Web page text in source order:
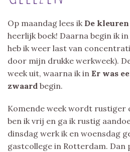
Op maandag lees ik De
heerlijk boek! Daarna begin ik in
heb ik weer last van
door mijn drukke werkweek).
week uit, waarna ik in Er was
zwaard begin.
Komende week wordt rustiger
ben ik vrij en ga ik rustig
dinsdag werk ik en woensdag
gastcollege in Rotterdam. Dan